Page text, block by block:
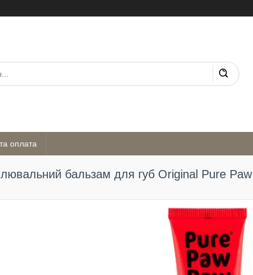
оплата
бальзам для губ Original Pure